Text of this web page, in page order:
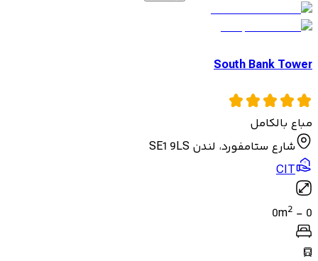
South Bank Tower
مباع بالكامل
شارع ستامفورد، لندن SE1 9LS
CIT
0
-
0m2